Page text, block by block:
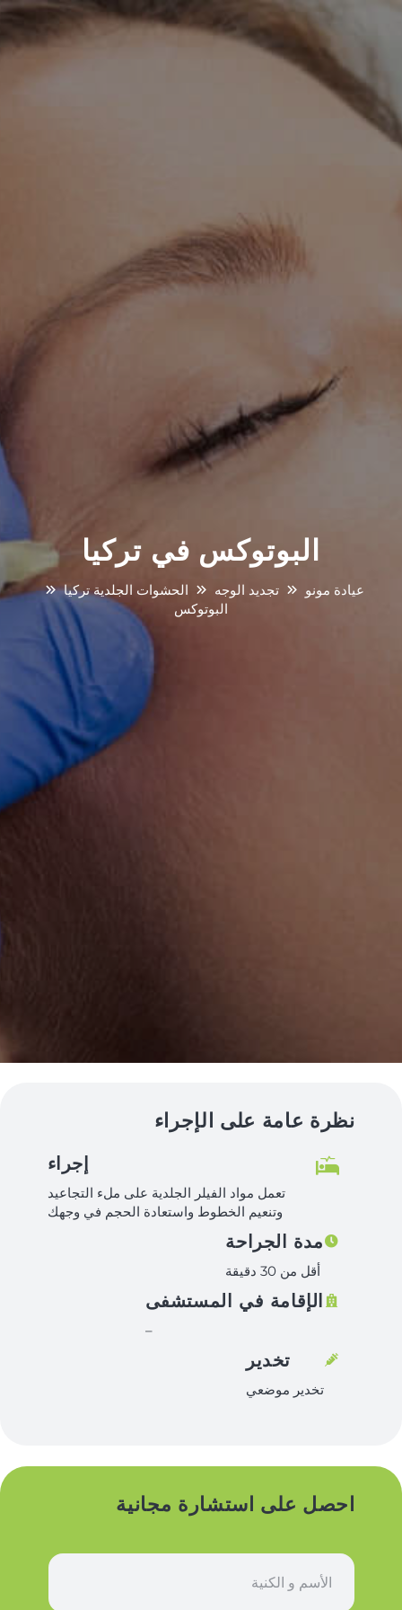
البوتوكس في تركيا
عيادة مونو تجديد الوجه
الحشوات الجلدية تركيا
البوتوكس
نظرة عامة على الإجراء
إجراء
تعمل مواد الفيلر الجلدية على ملء التجاعيد
وتنعيم الخطوط واستعادة الحجم في وجهك
مدة الجراحة
أقل من 30 دقيقة
الإقامة في المستشفى
–
تخدير
تخدير موضعي
احصل على استشارة مجانية
ا
م